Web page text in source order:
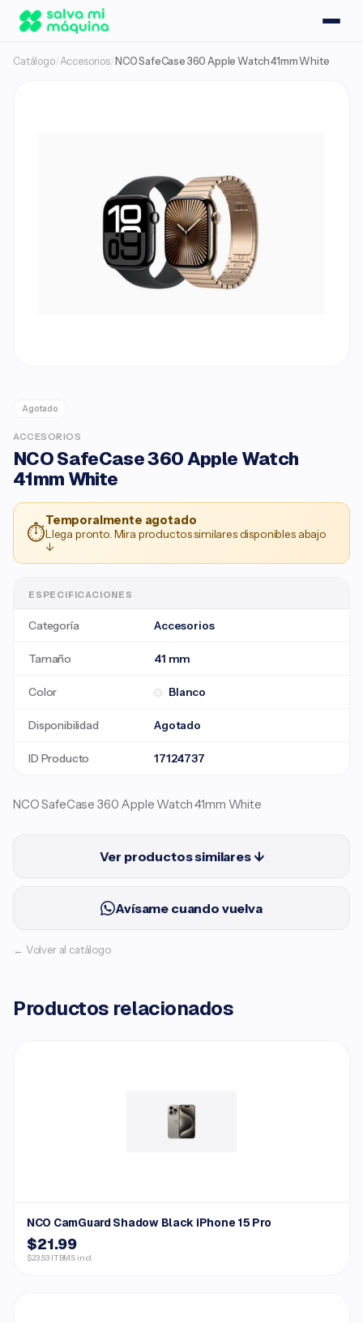
Catálogo/Accesorios/ NCO SafeCase 360 Apple Watch 41mm White
Agotado
ACCESORIOS
NCO SafeCase 360 Apple Watch
41mm White
⏱
Temporalmente agotado
Llega pronto. Mira productos similares disponibles abajo
↓
ESPECIFICACIONES
Categoría Accesorios
Tamaño 41 mm
Color Blanco
Disponibilidad Agotado
ID Producto 17124737
NCO SafeCase 360 Apple Watch 41mm White
Ver productos similares ↓
Avísame cuando vuelva
← Volver al catálogo
Productos relacionados
NCO CamGuard Shadow Black iPhone 15 Pro
$21.99
$23.53 ITBMS incl.